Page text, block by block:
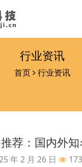
行业资讯
首页 行业资讯
荐：国内外
年 2 月 26 日
173